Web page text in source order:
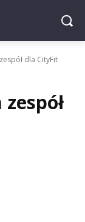
dla CityFit